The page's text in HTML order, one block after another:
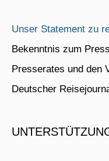
Unser Statement zu
Bekenntnis zum
Presserates und den
Deutscher